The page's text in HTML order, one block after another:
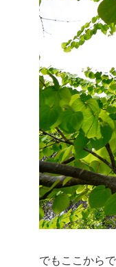
でもここから